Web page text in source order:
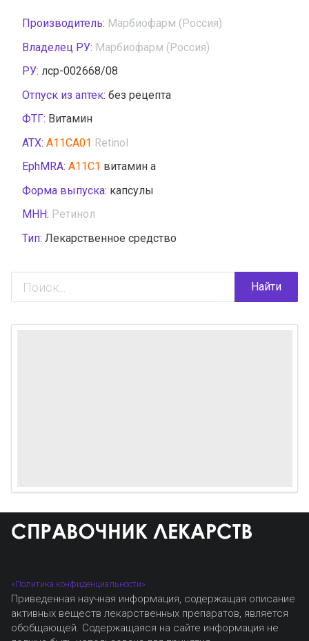
Производитель: Марбиофарм (Россия)
Владелец РУ: Марбиофарм (Россия)
РУ: лср-002668/08
Отпуск из аптек: без рецепта
ФТГ: Витамин
АТХ: A11CA01 Retinol
EphMRA: A11C1 витамин а
Форма выпуска: капсулы
МНН: Ретинол
Тип: Лекарственное средство
Найти
«Политика конфиденциальности»
Приведенная научная информация, содержащая описание
активных веществ лекарственных препаратов, является
обобщающей. Содержащаяся на сайте информация не